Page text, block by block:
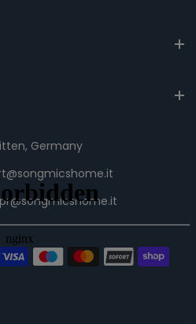
Germany